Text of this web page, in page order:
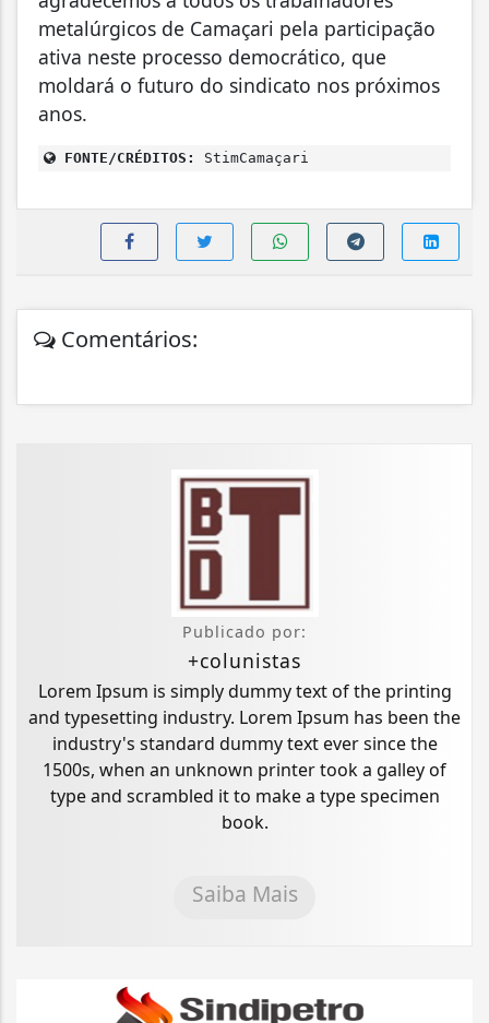
metalúrgicos de Camaçari pela participação
ativa neste processo democrático, que
moldará o futuro do sindicato nos próximos
anos.
FONTE/CRÉDITOS: StimCamaçari
Comentários:
Publicado por:
+colunistas
Lorem Ipsum is simply dummy text of the printing
and typesetting industry. Lorem Ipsum has been the
industry's standard dummy text ever since the
1500s, when an unknown printer took a galley of
type and scrambled it to make a type specimen
book.
Saiba Mais